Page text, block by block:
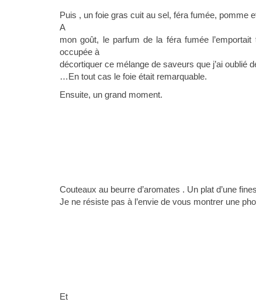
Puis , un foie gras cuit au sel, féra fumée, pomme
A
mon goût, le parfum de la féra fumée
occupée à
décortiquer ce mélange de saveurs que j’ai oublié
…En tout cas le foie était remarquable.
Ensuite, un grand moment.
Couteaux au beurre d’aromates . Un plat d’une
Je ne résiste pas à l’envie de vous montrer une
Et